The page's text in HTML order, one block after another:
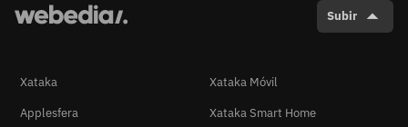
Subir
Xataka
Xataka Móvil
Applesfera
Xataka Smart Home